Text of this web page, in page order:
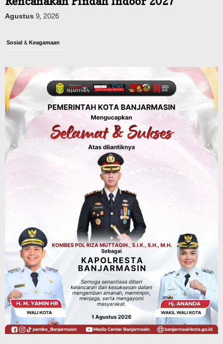
Agustus 9, 2026
Sosial & Keagamaan
Jamnas XII Cibubur, Termasuk Dua
Peserta Berkebutuhan Khusus
Agustus 9, 2026
Budaya & Pariwisata
Bunda PAUD Banjarmasin Ajak Anak
Belajar Sambil Lihat Satwa, Jelajah
Literasi di Taman Jahri Saleh
Pemkab Balangan
28 Pelajar Halong Balangan Jalani
Latihan Intensif Paskibraka, Ditempa
TNI-Polri Sambut HUT ke-81 RI
Agustus 9, 2026